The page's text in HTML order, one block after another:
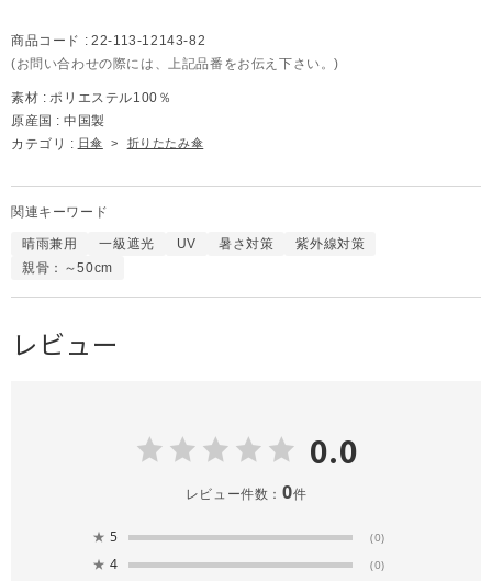
商品コード : 22-113-12143-82
(お問い合わせの際には、上記品番をお伝え下さい。)
素材 : ポリエステル100％
原産国 : 中国製
カテゴリ : 日傘 > 折りたたみ傘
関連キーワード
晴雨兼用 一級遮光 UV 暑さ対策
紫外線対策
親骨：～50cm
レビュー
0.0
レビュー件数： 0件
★ 5 (0)
★ 4 (0)